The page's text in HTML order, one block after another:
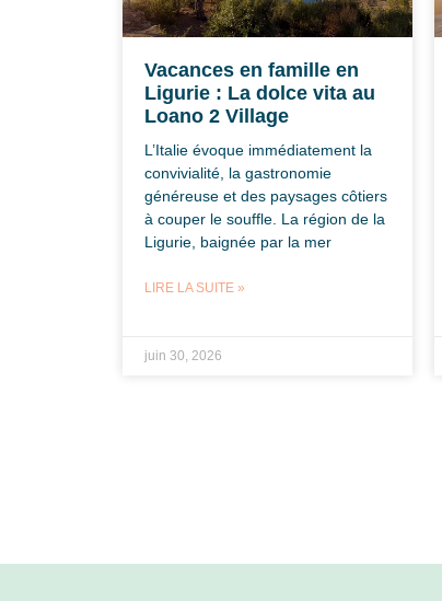
Vacances en famille en
Ligurie : La dolce vita au
Loano 2 Village
L’Italie évoque immédiatement la
convivialité, la gastronomie
généreuse et des paysages côtiers
à couper le souffle. La région de la
Ligurie, baignée par la mer
LIRE LA SUITE »
juin 30, 2026